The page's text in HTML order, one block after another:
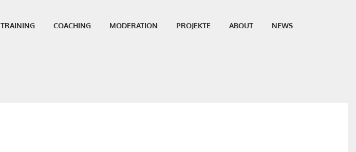
TRAINING COACHING MODERATION PROJEKTE ABOUT NEWS